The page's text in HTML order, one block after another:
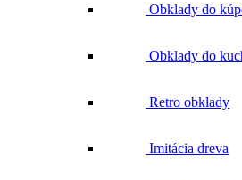
Obklady do
Obklady do
Retro obklady
Imitácia dreva